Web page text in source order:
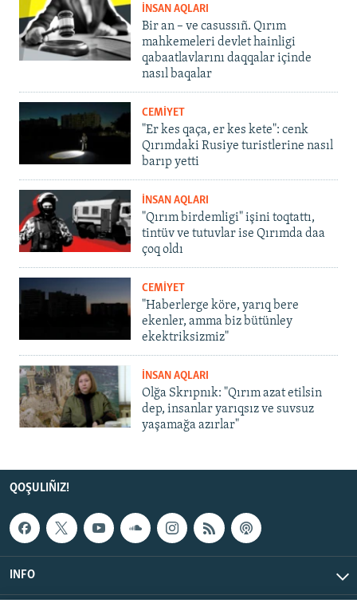
İNSAN AQLARI
Bir an – ve casussıñ. Qırım
mahkemeleri devlet hainligi
qabaatlavlarını daqqalar içinde
nasıl baqalar
CEMİYET
"Er kes qaça, er kes kete": cenk
Qırımdaki Rusiye turistlerine nasıl
barıp yetti
İNSAN AQLARI
"Qırım birdemligi" işini toqtattı,
tintüv ve tutuvlar ise Qırımda daa
çoq oldı
CEMİYET
"Haberlerge köre, yarıq bere
ekenler, amma biz bütünley
ekektriksizmiz"
İNSAN AQLARI
Olğa Skrıpnık: "Qırım azat etilsin
dep, insanlar yarıqsız ve suvsuz
yaşamağa azırlar"
QOŞULIÑIZ!
INFO